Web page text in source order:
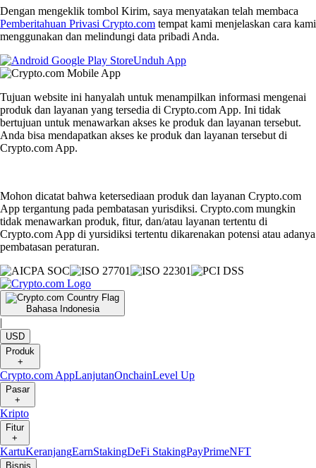
Dengan mengeklik tombol Kirim, saya menyatakan telah membaca
Pemberitahuan Privasi Crypto.com tempat kami menjelaskan cara kami
menggunakan dan melindungi data pribadi Anda.
Unduh App
Tujuan website ini hanyalah untuk menampilkan informasi mengenai
produk dan layanan yang tersedia di Crypto.com App. Ini tidak
bertujuan untuk menawarkan akses ke produk dan layanan tersebut.
Anda bisa mendapatkan akses ke produk dan layanan tersebut di
Crypto.com App.
Mohon dicatat bahwa ketersediaan produk dan layanan Crypto.com
App tergantung pada pembatasan yurisdiksi. Crypto.com mungkin
tidak menawarkan produk, fitur, dan/atau layanan tertentu di
Crypto.com App di yursidiksi tertentu dikarenakan potensi atau adanya
pembatasan peraturan.
Bahasa Indonesia
|
USD
Produk
+
Crypto.com AppLanjutanOnchainLevel Up
Pasar
+
Kripto
Fitur
+
KartuKeranjangEarnStakingDeFi StakingPayPrimeNFT
Bisnis